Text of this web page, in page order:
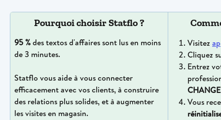
Pourquoi choisir Statflo ?
95% des textos d'affaires sont lus en moins
de 3 minutes.
Statflo vous aide à vous connecter
efficacement avec vos clients, à construire
des relations plus solides, et à augmenter
les visites en magasin.
Visitez
Cliquez
Entrez
Vous